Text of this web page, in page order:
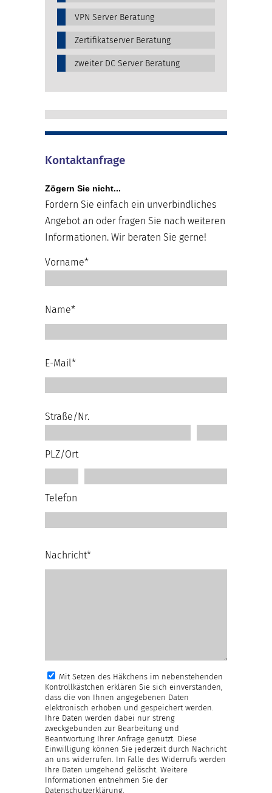
VPN Server Beratung
Zertifikatserver Beratung
zweiter DC Server Beratung
Kontaktanfrage
Zögern Sie nicht...
Fordern Sie einfach ein unverbindliches
Angebot an oder fragen Sie nach weiteren
Informationen. Wir beraten Sie gerne!
Vorname*
Name*
E-Mail*
Straße/Nr.
PLZ/Ort
Telefon
Nachricht*
Mit Setzen des Häkchens im nebenstehenden
Kontrollkästchen erklären Sie sich einverstanden,
dass die von Ihnen angegebenen Daten
elektronisch erhoben und gespeichert werden.
Ihre Daten werden dabei nur streng
zweckgebunden zur Bearbeitung und
Beantwortung Ihrer Anfrage genutzt. Diese
Einwilligung können Sie jederzeit durch Nachricht
an uns widerrufen. Im Falle des Widerrufs werden
Ihre Daten umgehend gelöscht. Weitere
Informationen entnehmen Sie der
Datenschutzerklärung